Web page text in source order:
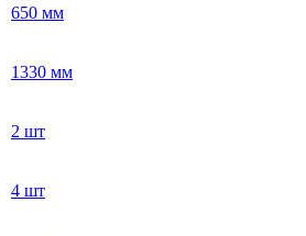
650 мм
1330 мм
2 шт
4 шт